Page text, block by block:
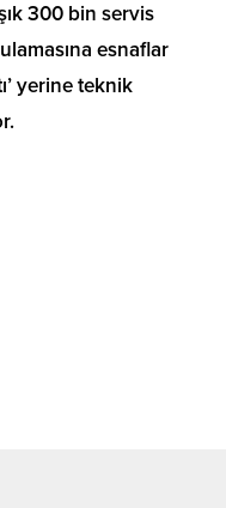
300 bin servis
esnaflar
yerine teknik